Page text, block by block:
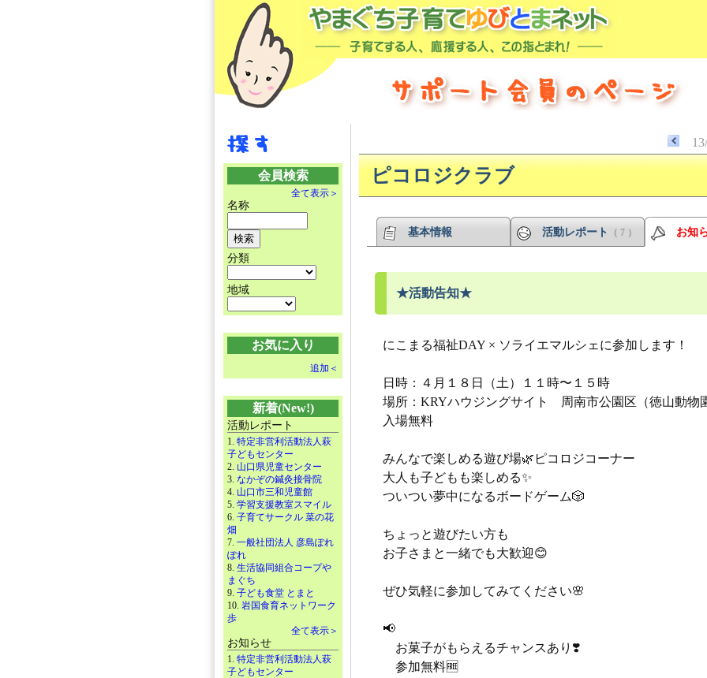
会員検索
全て表示＞
名称
分類
地域
お気に入り
追加＜
新着(New!)
活動レポート
1. 特定非営利活動法人萩
子どもセンター
2. 山口県児童センター
3. なかぞの鍼灸接骨院
4. 山口市三和児童館
5. 学習支援教室スマイル
6. 子育てサークル 菜の花
畑
7. 一般社団法人 彦島ぽれ
ぽれ
8. 生活協同組合コープや
まぐち
9. 子ども食堂 とまと
10. 岩国食育ネットワーク
歩
全て表示＞
お知らせ
1. 特定非営利活動法人萩
子どもセンター
ピコロジクラブ
基本情報 活動レポート （ 7 ） お知
★活動告知★
にこまる福祉DAY × ソライエマルシェに参加します！
日時：４月１８日（土）１１時〜１５時
場所：KRYハウジングサイト 周南市公園区（徳山動物
入場無料
みんなで楽しめる遊び場🌿ピコロジコーナー
大人も子どもも楽しめる✨
ついつい夢中になるボードゲーム🎲
ちょっと遊びたい方も
お子さまと一緒でも大歓迎😊
ぜひ気軽に参加してみてください🌸
📢
お菓子がもらえるチャンスあり❣️
参加無料🆓